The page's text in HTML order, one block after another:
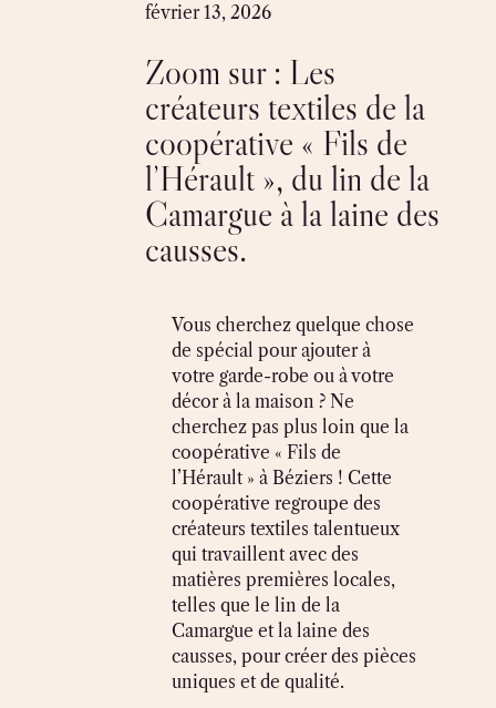
février 13, 2026
Zoom sur : Les
créateurs textiles de la
coopérative « Fils de
l’Hérault », du lin de la
Camargue à la laine des
causses.
Vous cherchez quelque chose
de spécial pour ajouter à
votre garde-robe ou à votre
décor à la maison ? Ne
cherchez pas plus loin que la
coopérative « Fils de
l’Hérault » à Béziers ! Cette
coopérative regroupe des
créateurs textiles talentueux
qui travaillent avec des
matières premières locales,
telles que le lin de la
Camargue et la laine des
causses, pour créer des pièces
uniques et de qualité.